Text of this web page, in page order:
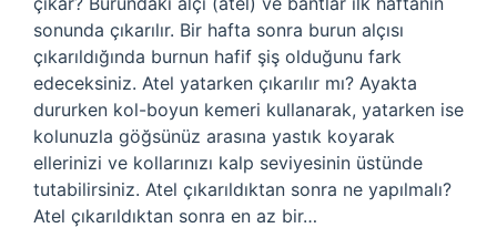
sonunda çıkarılır. Bir hafta sonra burun alçısı
çıkarıldığında burnun hafif şiş olduğunu fark
edeceksiniz. Atel yatarken çıkarılır mı? Ayakta
dururken kol-boyun kemeri kullanarak, yatarken ise
kolunuzla göğsünüz arasına yastık koyarak
ellerinizi ve kollarınızı kalp seviyesinin üstünde
tutabilirsiniz. Atel çıkarıldıktan sonra ne yapılmalı?
Atel çıkarıldıktan sonra en az bir…